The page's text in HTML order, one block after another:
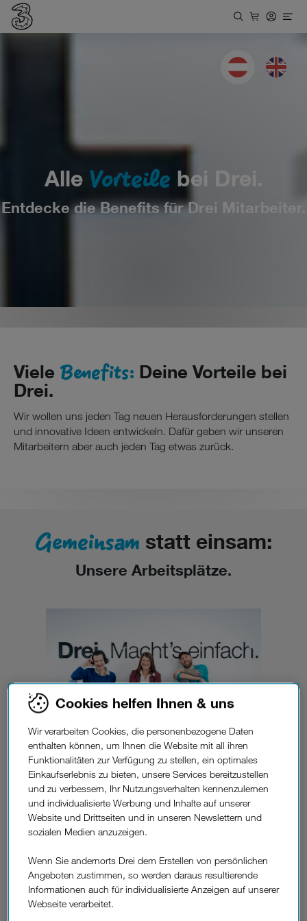
Deutsch
Alle Vorteile bei Drei.
Entdecke die Benefits für Drei Mitarbeiter.
Viele Benefits: Deine Vorteile bei
Drei.
Wir wollen uns jeden Tag neuen Herausforderungen stellen
und innovative Ideen entwickeln. Dafür geben wir unseren
Mitarbeitern aber auch jeden Tag etwas zurück.
Gemeinsam statt einsam:
Unsere Arbeitsplätze.
Ein Platz zum Arbeiten.
Ob Shop, Zentrale oder Kundenservice — eines haben
unsere Arbeitsplätze immer gemeinsam: Sie sind hell und
Mal wird gelacht, mal hitzig diskutiert, erst ist es
mucksmäuschenstill und dann wieder lauter. Unser Team ist
vielfältig und wir heißen jeden willkommen, der uns noch ein
Cookies helfen Ihnen & uns
Wir verarbeiten Cookies, die personenbezogene Daten
enthalten können, um Ihnen die Website mit all ihren
Funktionalitäten zur Verfügung zu stellen, ein optimales
Einkaufserlebnis zu bieten, unsere Services bereitzustellen
und zu verbessern, Ihr Nutzungsverhalten kennenzulernen
und individualisierte Werbung und Inhalte auf unserer
Website und Drittseiten und in unseren Newslettern und
sozialen Medien anzuzeigen.
Wenn Sie andernorts Drei dem Erstellen von persönlichen
Angeboten zustimmen, so werden daraus resultierende
Informationen auch für individualisierte Anzeigen auf unserer
Webseite verarbeitet.